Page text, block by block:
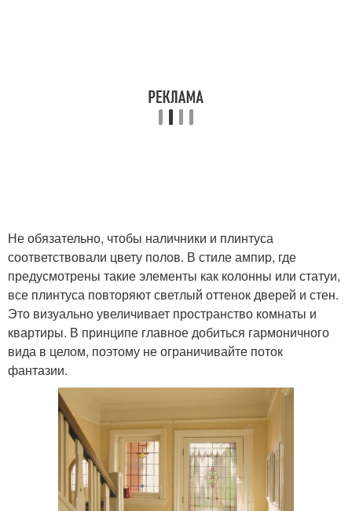
Не обязательно, чтобы наличники и плинтуса
соответствовали цвету полов. В стиле ампир, где
предусмотрены такие элементы как колонны или статуи,
все плинтуса повторяют светлый оттенок дверей и стен.
Это визуально увеличивает пространство комнаты и
квартиры. В принципе главное добиться гармоничного
вида в целом, поэтому не ограничивайте поток
фантазии.